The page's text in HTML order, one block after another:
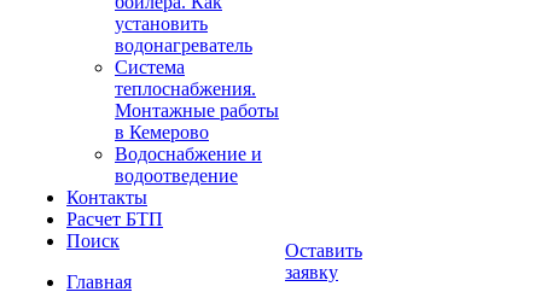
установить
водонагреватель
Система
теплоснабжения.
Монтажные работы
в Кемерово
Водоснабжение и
водоотведение
Контакты
Расчет БТП
Поиск
Главная
Оставить
заявку